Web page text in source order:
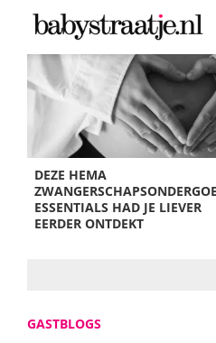
DEZE HEMA
ESSENTIALS HAD JE LIEVER
EERDER ONTDEKT
GASTBLOGS